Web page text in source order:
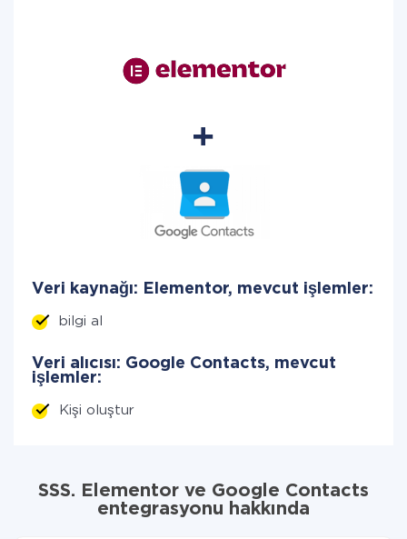
Veri kaynağı: Elementor, mevcut işlemler:
bilgi al
Veri alıcısı: Google Contacts, mevcut
işlemler:
Kişi oluştur
SSS. Elementor ve Google Contacts
entegrasyonu hakkında